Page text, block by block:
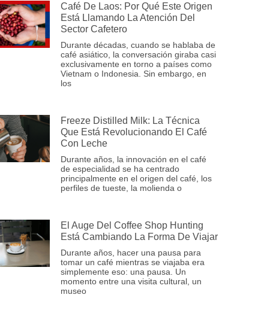
Café De Laos: Por Qué Este Origen
Está Llamando La Atención Del
Sector Cafetero
Durante décadas, cuando se hablaba de
café asiático, la conversación giraba casi
exclusivamente en torno a países como
Vietnam o Indonesia. Sin embargo, en
los
Freeze Distilled Milk: La Técnica
Que Está Revolucionando El Café
Con Leche
Durante años, la innovación en el café
de especialidad se ha centrado
principalmente en el origen del café, los
perfiles de tueste, la molienda o
El Auge Del Coffee Shop Hunting
Está Cambiando La Forma De Viajar
Durante años, hacer una pausa para
tomar un café mientras se viajaba era
simplemente eso: una pausa. Un
momento entre una visita cultural, un
museo